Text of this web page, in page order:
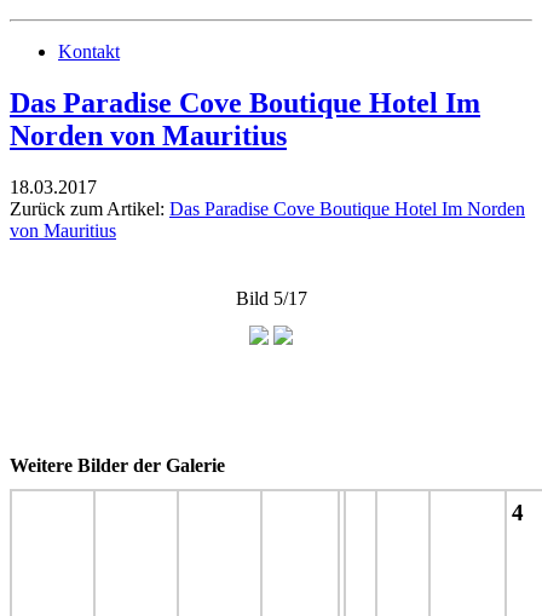
Kontakt
Das Paradise Cove Boutique Hotel Im
Norden von Mauritius
18.03.2017
Zurück zum Artikel: Das Paradise Cove Boutique Hotel Im Norden
von Mauritius
Bild 5/17
Weitere Bilder der Galerie
4